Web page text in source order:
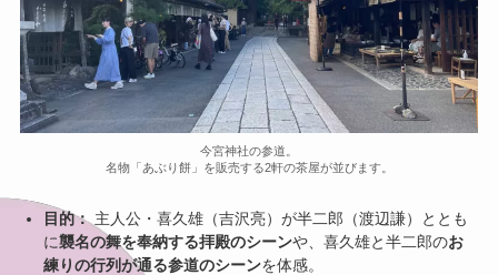
今宮神社の参道。
名物「あぶり餅」を販売する2軒の茶屋が並びます。
目的：主人公・喜久雄（吉沢亮）が半二郎（渡辺謙）ととも
に襲名の舞を奉納する拝殿のシーンや、喜久雄と半二郎のお
練りの行列が通る参道のシーンを体感。